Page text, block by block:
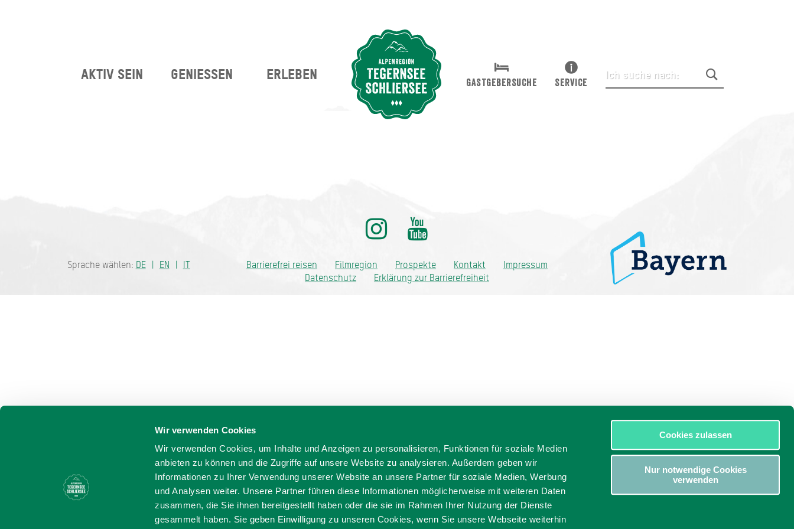
Wir verwenden Cookies
Wir verwenden Cookies, um Inhalte und Anzeigen zu personalisieren, Funktionen für soziale Medien
anbieten zu können und die Zugriffe auf unsere Website zu analysieren. Außerdem geben wir
Informationen zu Ihrer Verwendung unserer Website an unsere Partner für soziale Medien, Werbung
und Analysen weiter. Unsere Partner führen diese Informationen möglicherweise mit weiteren Daten
zusammen, die Sie ihnen bereitgestellt haben oder die sie im Rahmen Ihrer Nutzung der Dienste
gesammelt haben. Sie geben Einwilligung zu unseren Cookies, wenn Sie unsere Webseite weiterhin
Cookies zulassen
Nur notwendige Cookies
verwenden
Sprache wählen: DE EN IT Barrierefrei reisen Filmregion Prospekte Kontakt
Impressum
Datenschutz
Erklärung zur Barrierefreiheit
AKTIV SEIN GENIESSEN ERLEBEN
GASTGEBERSUCHE SERVICE
Suche abschicken